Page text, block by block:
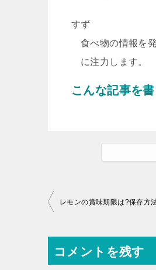
すず
食べ物の情報を
に注力します。
こんな記事を
投
ナ
ビ
レモンの賞味期限は?保存方
コメントを残す